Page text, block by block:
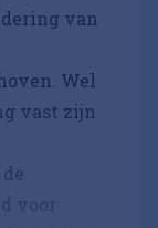
van
Wel
vast zijn